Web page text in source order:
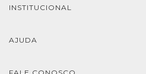
INSTITUCIONAL
AJUDA